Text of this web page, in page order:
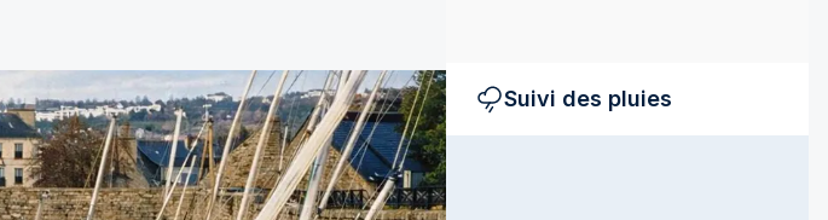
Suivi des pluies